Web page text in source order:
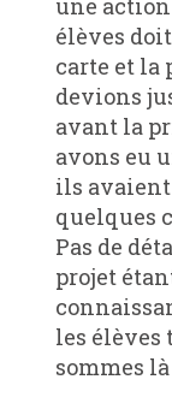
une
élèves
carte et la
devions
avant la
avons eu
ils
quelques
Pas de
projet
les
sommes